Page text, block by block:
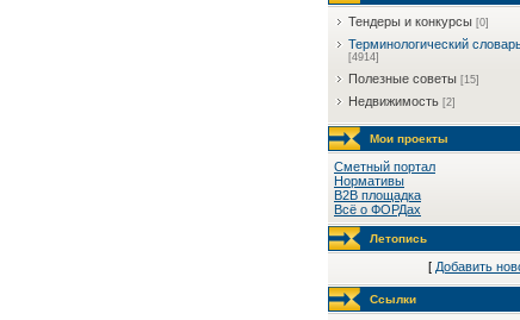
Тендеры и конкурсы [0]
Терминологический
[4914]
Полезные советы [15]
Недвижимость [2]
Мои проекты
Сметный портал
Нормативы
B2B площадка
Всё о ФОРДах
Летопись
[ Добавить
Ссылки